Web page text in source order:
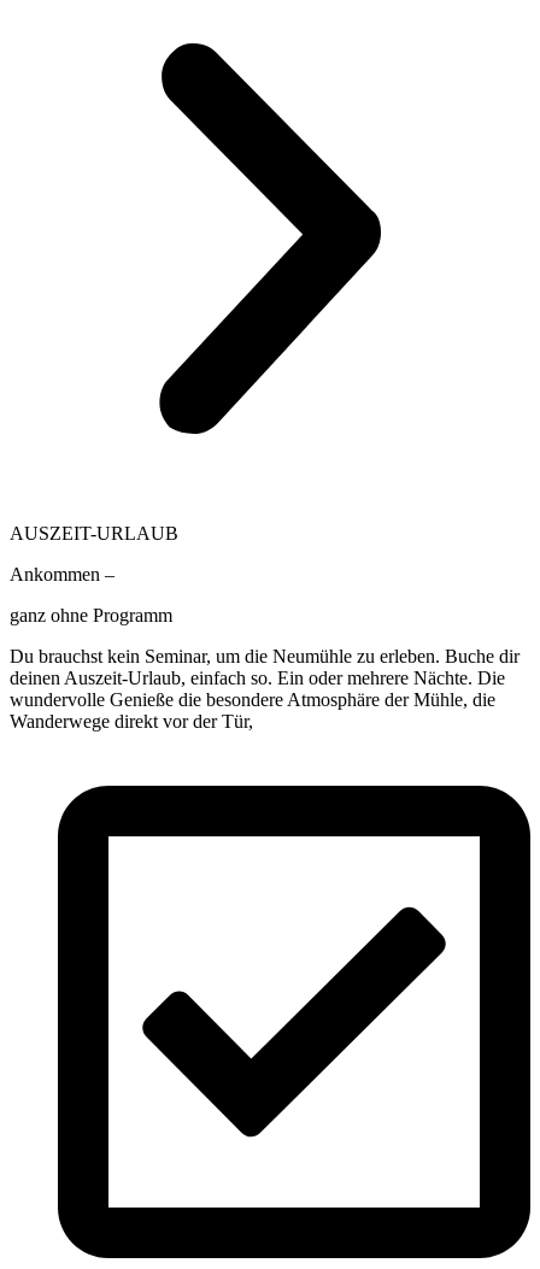
AUSZEIT-URLAUB
Ankommen –
ganz ohne Programm
Du brauchst kein Seminar, um die Neumühle zu erleben. Buche dir
deinen Auszeit-Urlaub, einfach so. Ein oder mehrere Nächte. Die
wundervolle Genieße die besondere Atmosphäre der Mühle, die
Wanderwege direkt vor der Tür,